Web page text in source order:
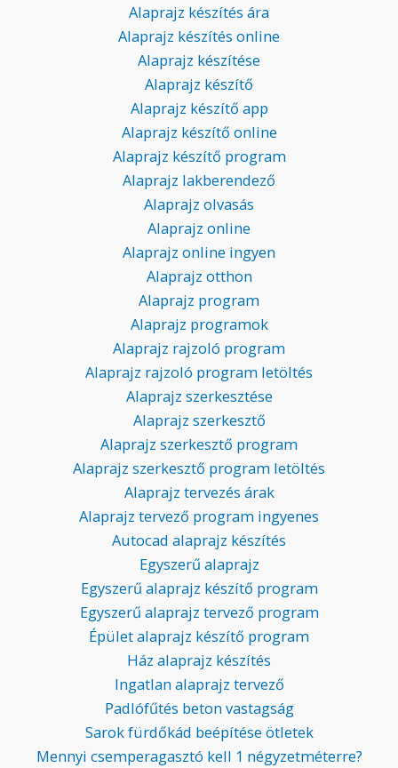
Alaprajz készítés ára
Alaprajz készítés online
Alaprajz készítése
Alaprajz készítő
Alaprajz készítő app
Alaprajz készítő online
Alaprajz készítő program
Alaprajz lakberendező
Alaprajz olvasás
Alaprajz online
Alaprajz online ingyen
Alaprajz otthon
Alaprajz program
Alaprajz programok
Alaprajz rajzoló program
Alaprajz rajzoló program letöltés
Alaprajz szerkesztése
Alaprajz szerkesztő
Alaprajz szerkesztő program
Alaprajz szerkesztő program letöltés
Alaprajz tervezés árak
Alaprajz tervező program ingyenes
Autocad alaprajz készítés
Egyszerű alaprajz
Egyszerű alaprajz készítő program
Egyszerű alaprajz tervező program
Épület alaprajz készítő program
Ház alaprajz készítés
Ingatlan alaprajz tervező
Padlófűtés beton vastagság
Sarok fürdőkád beépítése ötletek
Mennyi csemperagasztó kell 1 négyzetméterre?